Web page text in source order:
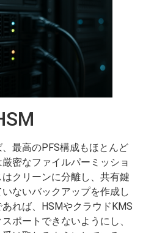
最高のPFS構成もほとんど
密なファイルパーミッショ
クリーンに分離し、共有鍵
ないバックアップを作成し
れば、HSMやクラウドKMS
ポートできないようにし、